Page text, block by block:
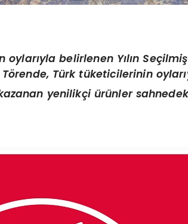
oylarıyla belirlenen Yılın
Türk tüketicilerinin
yenilikçi ürünler